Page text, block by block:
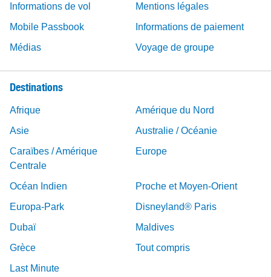
Informations de vol
Mentions légales
Mobile Passbook
Informations de paiement
Médias
Voyage de groupe
Destinations
Afrique
Amérique du Nord
Asie
Australie / Océanie
Caraïbes / Amérique
Centrale
Europe
Océan Indien
Proche et Moyen-Orient
Europa-Park
Disneyland® Paris
Dubaï
Maldives
Grèce
Tout compris
Last Minute